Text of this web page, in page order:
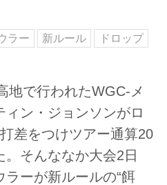
ラー 新ルール ドロップ
地で行われたWGC-メ
ィン・ジョンソンがロ
差をつけツアー通算20
。そんななか大会2日
ラーが新ルールの“餌